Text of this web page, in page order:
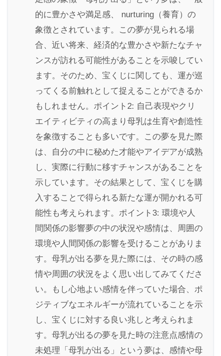
的に豊かさや満足感、 nurturing（養育）の
象徴とされています。この夢が見られる場
合、近い将来、経済的な豊かさや新たなチャ
ンスが訪れる可能性があることを示唆してい
ます。そのため、宝くじに関しても、運が巡
ってくる前触れとして捉えることができるか
もしれません。ポイント2: 自己表現やクリ
エイティビティの高まり母乳は生育や創造性
を象徴することも多いです。この夢を見た際
は、自分の中に秘めた才能やアイデアが成熟
し、実際に行動に移すチャンスがあることを
示しています。その結果として、宝くじを購
入することで得られる新たな運が開かれる可
能性も考えられます。ポイント3: 環境や人
間関係の影響夢の中の状況や感情は、周囲の
環境や人間関係の影響を受けることがありま
す。母乳が出る夢を見た際には、その時の感
情や周囲の状況をよく思い出してみてくださ
い。もし心地よい感情を伴っていた場合、ポ
ジティブなエネルギーが流れていることを示
し、宝くじに対する良い兆しと考えられま
す。母乳が出るの夢を見た時の注意点感情の
未処理「母乳が出る」という夢は、感情や母